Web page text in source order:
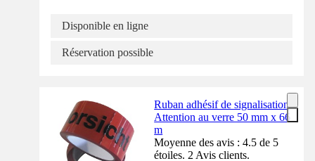
Disponible en ligne
Réservation possible
Ruban adhésif de signalisation
Attention au verre 50 mm x 66
m
Moyenne des avis : 4.5 de 5
étoiles. 2 Avis clients.